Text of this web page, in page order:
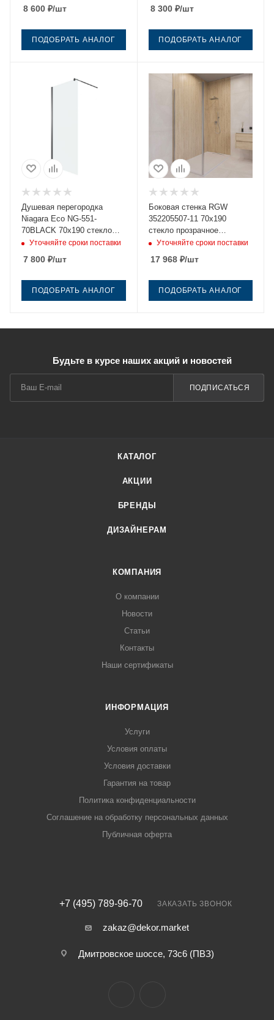
8 600 ₽/шт
ПОДОБРАТЬ АНАЛОГ
8 300₽/шт
ПОДОБРАТЬ АНАЛОГ
Душевая перегородка
Niagara Eco NG-551-
70BLACK 70х190 стекло
прозрачное профиль
Уточняйте сроки поставки
7 800 ₽/шт
ПОДОБРАТЬ АНАЛОГ
Боковая стенка RGW
352205507-11 70х190
стекло прозрачное
профиль хром
Уточняйте сроки поставки
17 968₽/шт
ПОДОБРАТЬ АНАЛОГ
Будьте в курсе наших акций и новостей
ПОДПИСАТЬСЯ
КАТАЛОГ
АКЦИИ
БРЕНДЫ
ДИЗАЙНЕРАМ
КОМПАНИЯ
О компании
Новости
Статьи
Контакты
Наши сертификаты
ИНФОРМАЦИЯ
Услуги
Условия оплаты
Условия доставки
Гарантия на товар
Политика конфиденциальности
Соглашение на обработку персональных данных
Публичная оферта
+7 (495) 789-96-70 ЗАКАЗАТЬ ЗВОНОК
zakaz@dekor.market
Дмитровское шоссе, 73с6 (ПВЗ)